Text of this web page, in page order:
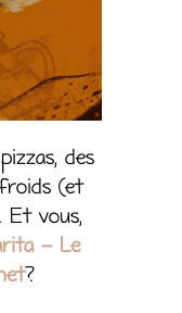
des
froids (et
Et vous,
– Le
?